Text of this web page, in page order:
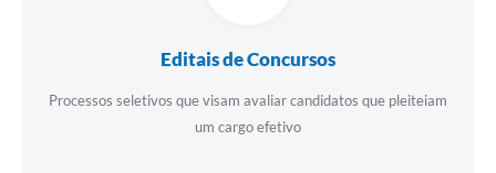
Editais de Concursos
Processos seletivos que visam avaliar candidatos que pleiteiam
um cargo efetivo